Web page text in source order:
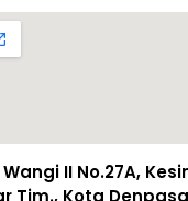
II No.27A,
Tim., Kota